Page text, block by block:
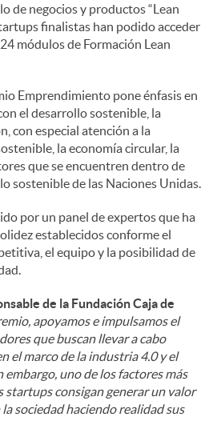
de negocios y productos “Lean
finalistas han podido acceder
módulos de Formación Lean
Emprendimiento pone énfasis en
el desarrollo sostenible, la
con especial atención a la
la economía circular, la
que se encuentren dentro de
sostenible de las Naciones Unidas.
por un panel de expertos que ha
establecidos conforme el
el equipo y la posibilidad de
de la Fundación Caja de
apoyamos e impulsamos el
que buscan llevar a cabo
el marco de la industria 4.0 y el
uno de los factores más
startups consigan generar un valor
sociedad haciendo realidad sus